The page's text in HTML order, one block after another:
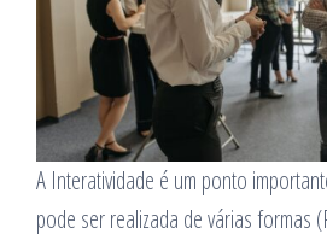
A Interatividade é um ponto
pode ser realizada de várias formas